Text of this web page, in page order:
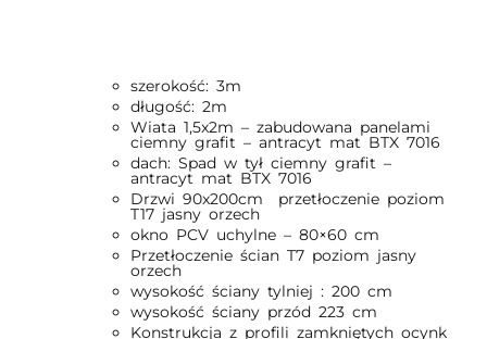
szerokość: 3m
długość: 2m
Wiata 1,5x2m – zabudowana panelami
ciemny grafit – antracyt mat BTX 7016
dach: Spad w tył ciemny grafit –
antracyt mat BTX 7016
Drzwi 90x200cm przetłoczenie poziom
T17 jasny orzech
okno PCV uchylne – 80×60 cm
Przetłoczenie ścian T7 poziom jasny
orzech
wysokość ściany tylniej : 200 cm
wysokość ściany przód 223 cm
Konstrukcja z profili zamkniętych ocynk